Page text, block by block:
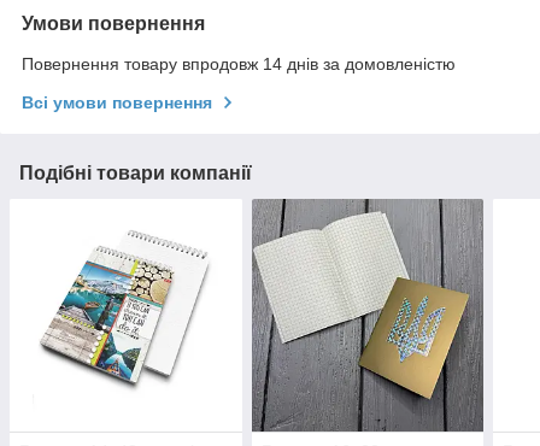
Умови повернення
Повернення товару впродовж 14 днів за домовленістю
Всі умови повернення
Подібні товари компанії